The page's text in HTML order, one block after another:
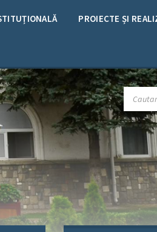
PROIECTE ȘI
CAUTARE: